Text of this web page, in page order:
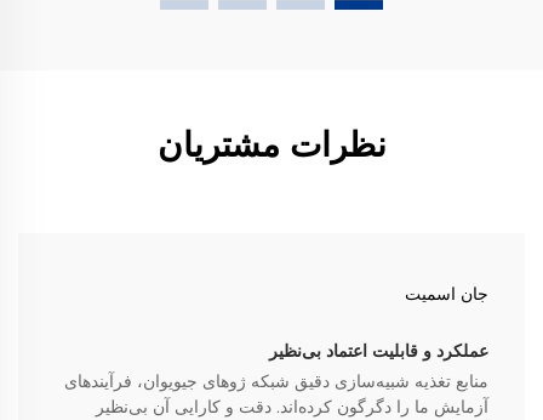
نظرات مشتریان
جان اسمیت
عملکرد و قابلیت اعتماد بی‌نظیر
منابع تغذیه شبیه‌سازی دقیق شبکه ژوهای جیویوان، فرآیندهای
آزمایش ما را دگرگون کرده‌اند. دقت و کارایی آن بی‌نظیر